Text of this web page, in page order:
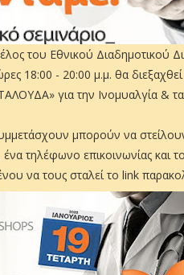
του Εθνικού Διαδημοτικού
18:00 - 20:00 μ.μ. θα
για την Ινομυαλγία &
μπορούν να
τηλέφωνο επικοινωνίας και
να τους σταλεί το link